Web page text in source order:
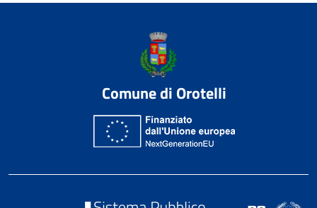
Comune di Orotelli